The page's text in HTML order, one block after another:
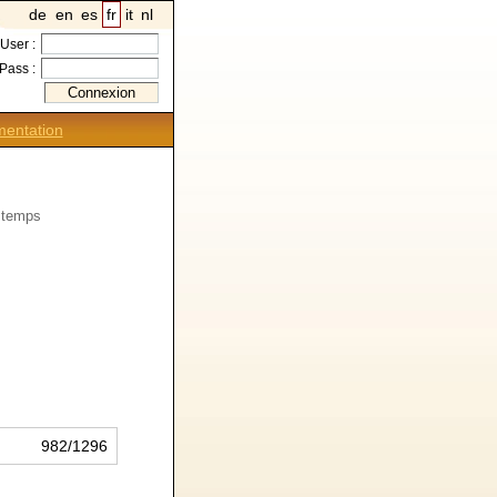
de en es fr it nl
User :
Pass :
982/1296